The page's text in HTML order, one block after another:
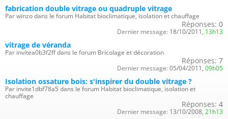
fabrication double vitrage ou quadruple vitrage
Par winzo dans le forum Habitat bioclimatique, isolation et chauffage
Réponses: 0
Dernier message: 18/10/2011, 13h13
vitrage de véranda
Par invitea0b3f2ff dans le forum Bricolage et décoration
Réponses: 7
Dernier message: 05/04/2011, 09h05
Isolation ossature bois: s'inspirer du double vitrage ?
Par invite1dbf78a5 dans le forum Habitat bioclimatique, isolation et
chauffage
Réponses: 4
Dernier message: 13/10/2008, 21h13